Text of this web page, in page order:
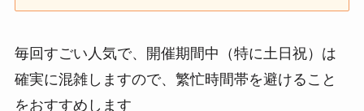
毎回すごい人気で、開催期間中（特に土日祝）は
確実に混雑しますので、繁忙時間帯を避けること
をおすすめします